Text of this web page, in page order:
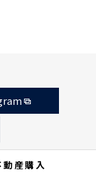
動産購入